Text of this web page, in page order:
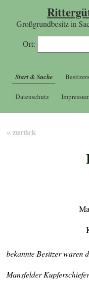
Großgrundbesitz in
Ort:
Start & Suche
Datenschutz
« zurück
bekannte Besitzer waren
Mansfelder